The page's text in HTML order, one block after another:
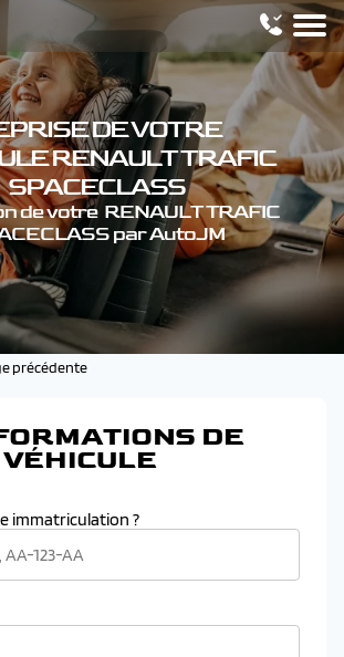
DE VOTRE
RENAULT TRAFIC
SPACECLASS
de votre RENAULT TRAFIC
par AutoJM
précédente
DE
immatriculation ?